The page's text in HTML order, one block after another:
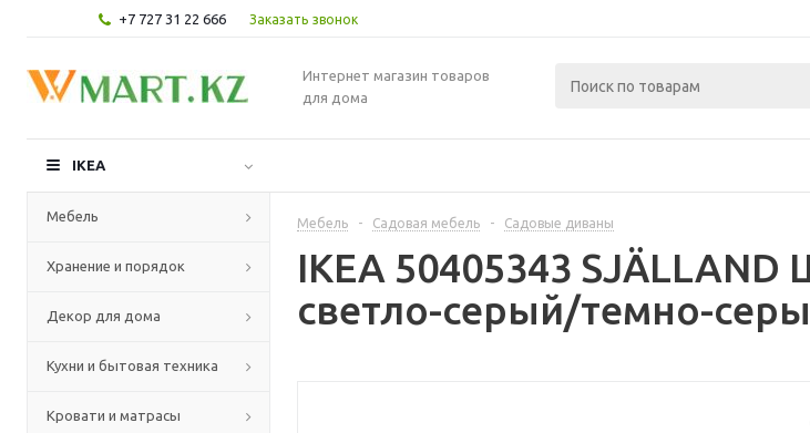
+7 727 31 22 666 Заказать звонок
Интернет магазин товаров
для дома
IKEA
Мебель
Хранение и порядок
Декор для дома
Кухни и бытовая техника
Кровати и матрасы
Мебель - Садовая мебель - Садовые диваны
IKEA 50405343
светло-серый/темно-